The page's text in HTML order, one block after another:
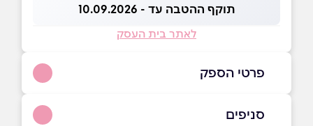
תוקף ההטבה עד - 10.09.2026
לאתר בית העסק
פרטי הספק
050-5502259
סניפים